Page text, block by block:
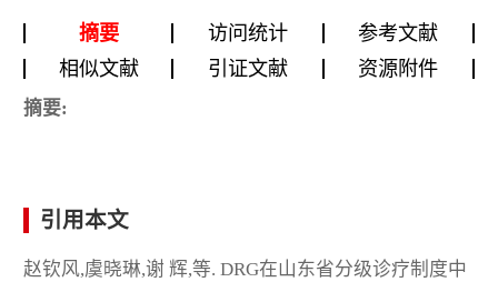
摘要 访问统计
参考文献
相似文献
引证文献 资源附件
摘要:
引用本文
赵钦风,虞晓琳,谢 辉,等. DRG在山东省分级诊疗制度中